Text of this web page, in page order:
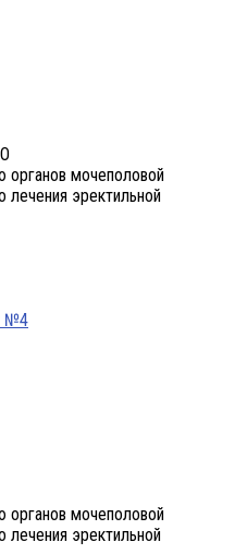
мочеполовой
эректильной
мочеполовой
эректильной